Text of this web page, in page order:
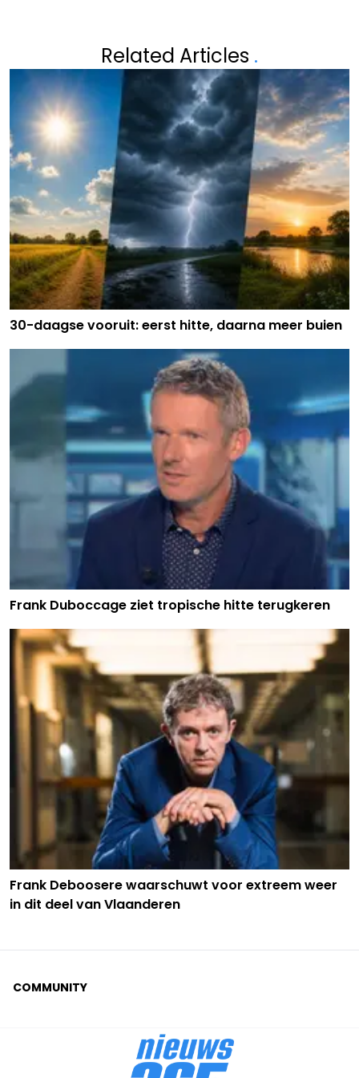
Related Articles .
30-daagse vooruit: eerst hitte, daarna meer buien
Frank Duboccage ziet tropische hitte terugkeren
Frank Deboosere waarschuwt voor extreem weer
in dit deel van Vlaanderen
COMMUNITY